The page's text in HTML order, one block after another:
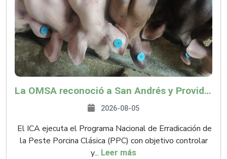
La OMSA reconoció a San Andrés y Providencia como zona libre de Peste Porcina Clásica (PPC)
2026-08-05
El ICA ejecuta el Programa Nacional de Erradicación de
la Peste Porcina Clásica (PPC) con objetivo controlar
y... Leer más